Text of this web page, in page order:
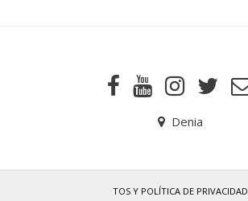
Denia
TOS Y POLÍTICA DE PRIVACIDAD